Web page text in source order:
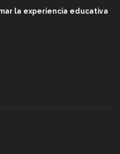
la experiencia educativa